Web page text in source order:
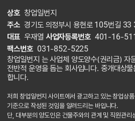
상호 창업일번지
주소 경기도 의정부시 용현로 105번길 33
대표 우재열 사업자등록번호 401-16-
팩스번호 031-852-5225
창업일번지 는 사업체 양도양수(권리금) 자
전반적 운영을 돕는 회사입니다. 중개대상
합니다.
저희 창업일번지 사이트에서 광고하고 있는 창업상
기준으로 작성된 것임을 알려드리는 바입니다.
단, 대부분의 양도인은 건물주와의 관계 및 직원관리